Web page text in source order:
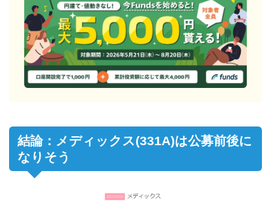
結論：メディックス(331A)は公募前後に
なりそう